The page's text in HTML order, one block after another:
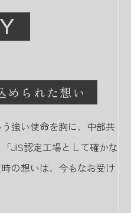
められた想い
強い使命を胸に、中部共
JIS認定工場として確かな
の想いは、今もなお受け